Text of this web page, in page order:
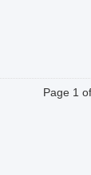
Page 1